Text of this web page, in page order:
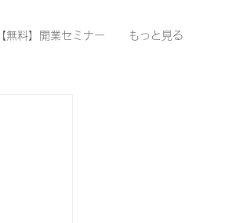
【無料】開業セミナー もっと見る